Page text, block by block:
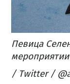
Певица
мероприятии
/ Twitter /